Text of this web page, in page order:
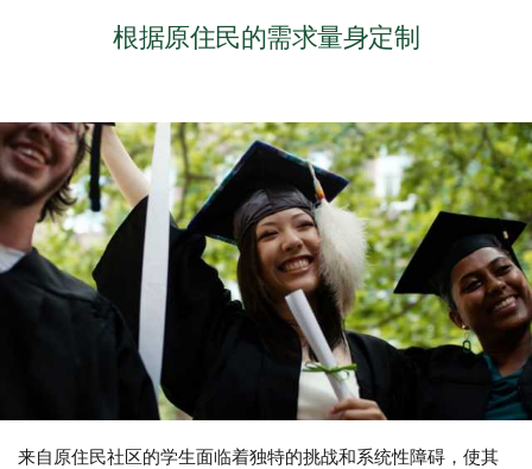
根据原住民的需求量身定制
来自原住民社区的学生面临着独特的挑战和系统性障碍，使其